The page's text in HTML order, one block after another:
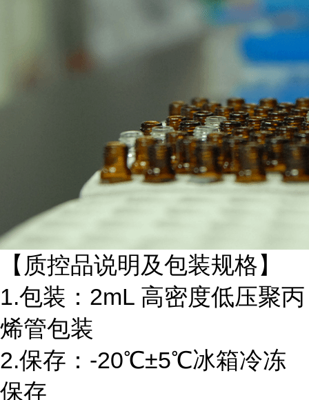
【质控品说明及包装规格】
1.包装：2mL 高密度低压聚丙
烯管包装
2.保存：-20℃±5℃冰箱冷冻
保存